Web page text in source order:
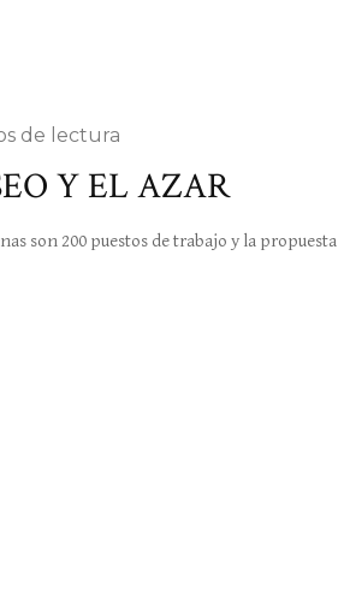
de lectura
Y EL AZAR
son 200 puestos de trabajo y la propuesta